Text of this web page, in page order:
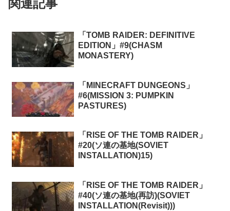
関連記事
「TOMB RAIDER: DEFINITIVE
EDITION」#9(CHASM
MONASTERY)
「MINECRAFT DUNGEONS」
#6(MISSION 3: PUMPKIN
PASTURES)
「RISE OF THE TOMB RAIDER」
#20(ソ連の基地(SOVIET
INSTALLATION)15)
「RISE OF THE TOMB RAIDER」
#40(ソ連の基地(再訪)(SOVIET
INSTALLATION(Revisit)))